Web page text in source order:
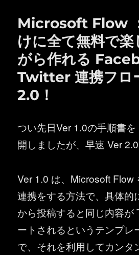
Microsoft Flow
けに全て無料で楽
がら作れる
Twitter 連携フロ
2.0！
つい先日Ver 1.0の手順書
開しましたが、早速 Ver 2.0
Ver 1.0 は、Microsoft Flow
連携をする方法で、具体的
から投稿すると同じ内容が
ートされるというテンプレ
で、それを利用してカンタ